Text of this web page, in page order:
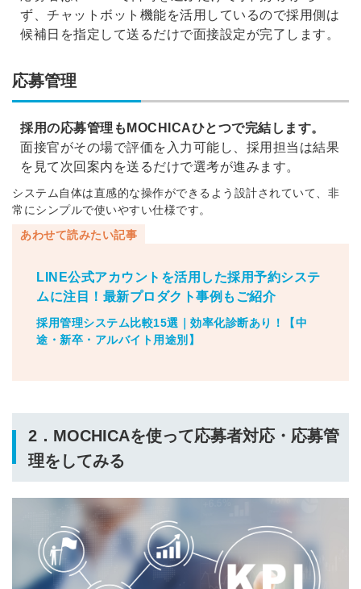
ず、 チャットボット機能を活用しているので採用側は
候補日を指定して送るだけで面接設定が完了します。
応募管理
採用の応募管理もMOCHICAひとつで完結します。
面接官がその場で評価を入力可能し、採用担当は結果
を見て次回案内を送るだけで選考が進みます。
システム自体は直感的な操作ができるよう設計されていて、非
常にシンプルで使いやすい仕様です。
あわせて読みたい記事
LINE公式アカウントを活用した採用予約システ
ムに注目！最新プロダクト事例もご紹介
採用管理システム比較15選｜効率化診断あり！【中
途・新卒・アルバイト用途別】
2．MOCHICAを使って応募者対応・応募管
理をしてみる